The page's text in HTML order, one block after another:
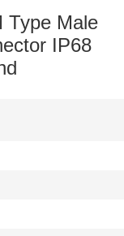
Type Male
IP68